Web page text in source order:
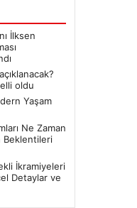
İlksen
oldu
Yaşam
Ne Zaman
Beklentileri
İkramiyeleri
Detaylar ve